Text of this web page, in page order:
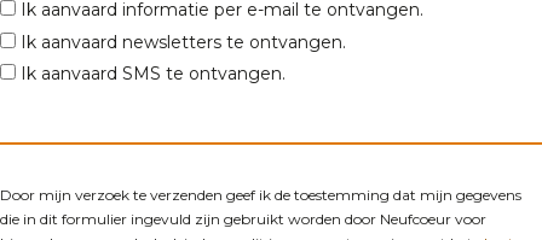
Postcodes*
Ik aanvaard informatie per e-mail te ontvangen.
Ik aanvaard newsletters te ontvangen.
Ik aanvaard SMS te ontvangen.
Door mijn verzoek te verzenden geef ik de toestemming dat mijn gegevens
die in dit formulier ingevuld zijn gebruikt worden door Neufcoeur voor